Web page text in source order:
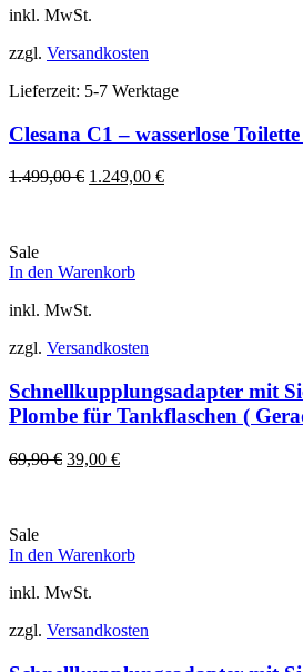
inkl. MwSt.
zzgl. Versandkosten
Lieferzeit: 5-7 Werktage
Clesana C1 – wasserlose
1.499,00€ Ursprünglicher
1.249,00 €Aktueller
Sale
In den Warenkorb
inkl. MwSt.
zzgl. Versandkosten
Schnellkupplungsadapter mit
Plombe für Tankflaschen (
69,90€ Ursprünglicher
39,00 €Aktueller
Sale
In den Warenkorb
inkl. MwSt.
zzgl. Versandkosten